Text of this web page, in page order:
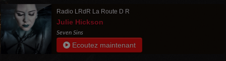
Radio LRdR La Route D R
Julie Hickson
Seven Sins
Ecoutez maintenant